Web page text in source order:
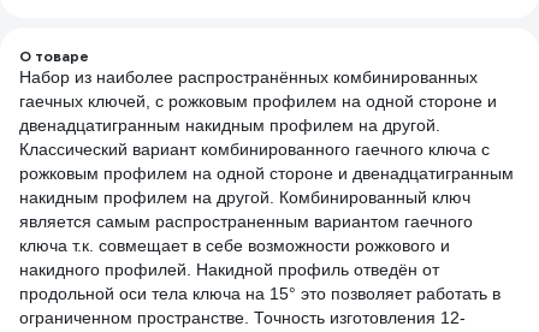
О товаре
Набор из наиболее распространённых комбинированных
гаечных ключей, с рожковым профилем на одной стороне и
двенадцатигранным накидным профилем на другой.
Классический вариант комбинированного гаечного ключа с
рожковым профилем на одной стороне и двенадцатигранным
накидным профилем на другой. Комбинированный ключ
является самым распространенным вариантом гаечного
ключа т.к. совмещает в себе возможности рожкового и
накидного профилей. Накидной профиль отведён от
продольной оси тела ключа на 15° это позволяет работать в
ограниченном пространстве. Точность изготовления 12-